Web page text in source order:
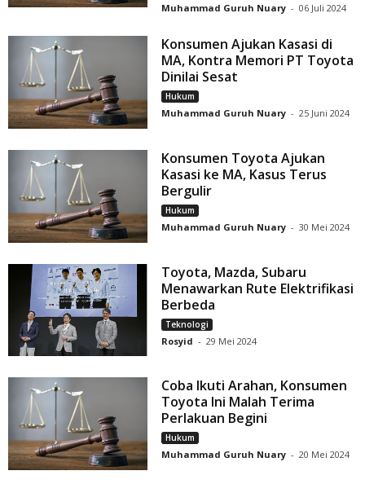
Muhammad Guruh Nuary - 06 Juli 2024
Konsumen Ajukan Kasasi di
MA, Kontra Memori PT Toyota
Dinilai Sesat
Hukum
Muhammad Guruh Nuary - 25 Juni 2024
Konsumen Toyota Ajukan
Kasasi ke MA, Kasus Terus
Bergulir
Hukum
Muhammad Guruh Nuary - 30 Mei 2024
Toyota, Mazda, Subaru
Menawarkan Rute Elektrifikasi
Berbeda
Teknologi
Rosyid - 29 Mei 2024
Coba Ikuti Arahan, Konsumen
Toyota Ini Malah Terima
Perlakuan Begini
Hukum
Muhammad Guruh Nuary - 20 Mei 2024